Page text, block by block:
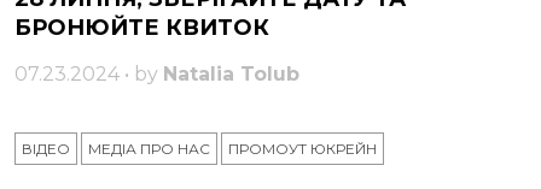
БРОНЮЙТЕ КВИТОК
07.23.2024 • by Natalia Tolub
ВІДЕО МЕДІА ПРО НАС ПРОМОУТ ЮКРЕЙН